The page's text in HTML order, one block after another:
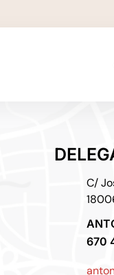
C/
670